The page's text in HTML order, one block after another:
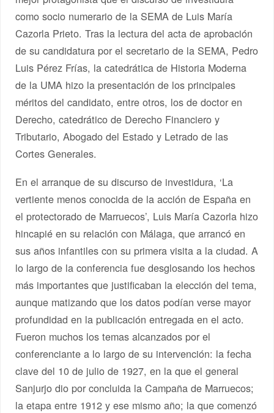
como socio numerario de la SEMA de Luis María
Cazorla Prieto. Tras la lectura del acta de aprobación
de su candidatura por el secretario de la SEMA, Pedro
Luis Pérez Frías, la catedrática de Historia Moderna
de la UMA hizo la presentación de los principales
méritos del candidato, entre otros, los de doctor en
Derecho, catedrático de Derecho Financiero y
Tributario, Abogado del Estado y Letrado de las
Cortes Generales.
En el arranque de su discurso de investidura, ‘La
vertiente menos conocida de la acción de España en
el protectorado de Marruecos’, Luis María Cazorla hizo
hincapié en su relación con Málaga, que arrancó en
sus años infantiles con su primera visita a la ciudad. A
lo largo de la conferencia fue desglosando los hechos
más importantes que justificaban la elección del tema,
aunque matizando que los datos podían verse mayor
profundidad en la publicación entregada en el acto.
Fueron muchos los temas alcanzados por el
conferenciante a lo largo de su intervención: la fecha
clave del 10 de julio de 1927, en la que el general
Sanjurjo dio por concluida la Campaña de Marruecos;
la etapa entre 1912 y ese mismo año; la que comenzó